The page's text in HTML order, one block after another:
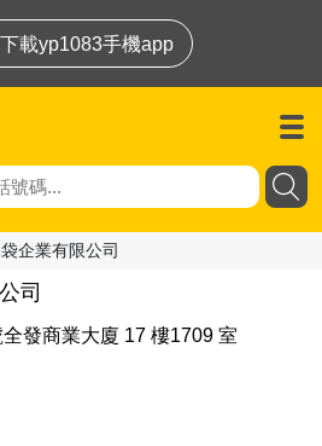
載yp1083手機app
企業有限公司
司
發商業大廈 17 樓1709 室